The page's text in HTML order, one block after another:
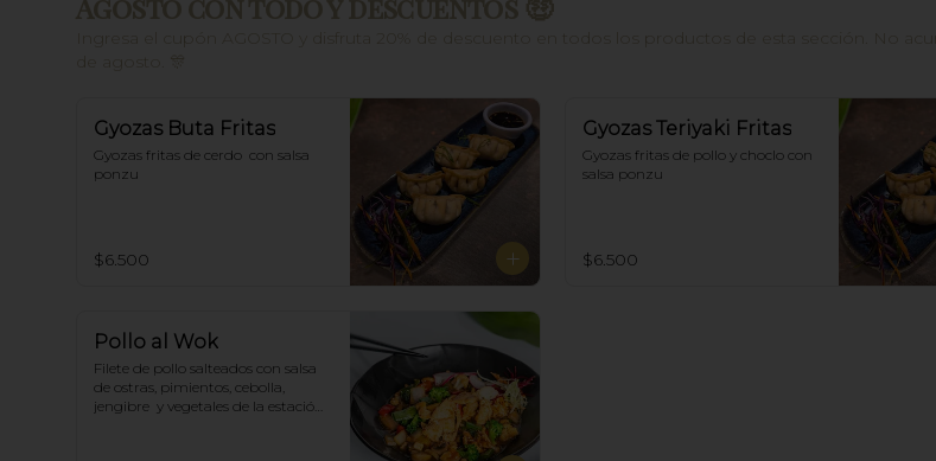
Gyozas Buta Fritas
Gyozas fritas de cerdo  con salsa
ponzu
$6.500
Gyozas Teriyaki Fritas
Gyozas fritas de pollo y choclo con
salsa ponzu
$6.500
Pollo al Wok
Filete de pollo salteados con salsa
de ostras, pimientos, cebolla,
jengibre  y vegetales de la estación,